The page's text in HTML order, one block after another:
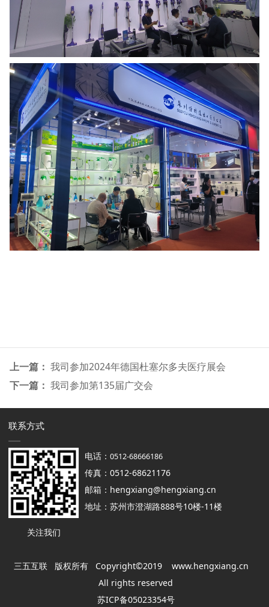
上一篇： 我司参加2024年德国杜塞尔多夫医疗展会
下一篇： 我司参加第135届广交会
联系方式
关注我们
电话：0512-68666186
传真：0512-68621176
邮箱：hengxiang@hengxiang.cn
地址：苏州市澄湖路888号10楼-11楼
三五互联 版权所有 Copyright©2019 www.hengxiang.cn
All rights reserved
苏ICP备05023354号